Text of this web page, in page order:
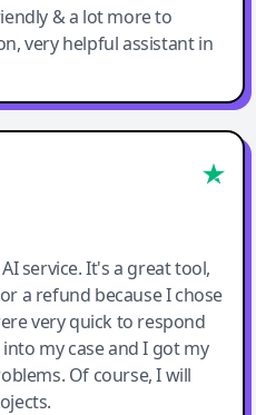
& a lot more to
very helpful assistant in
service. It's a great tool,
a refund because I chose
very quick to respond
my case and I got my
Of course, I will